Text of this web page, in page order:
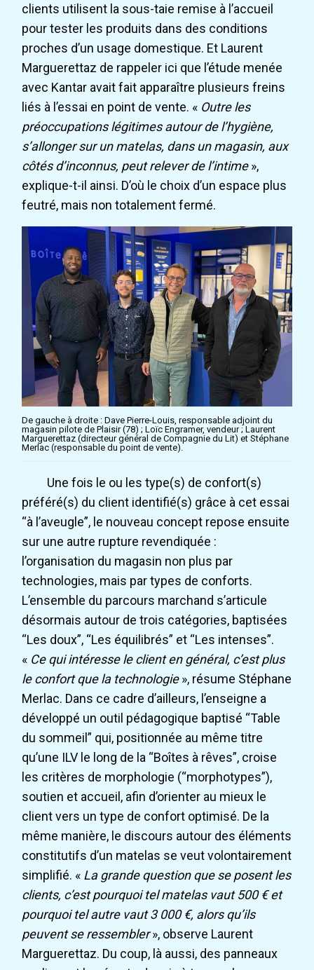
clients utilisent la sous-taie remise à l’accueil
pour tester les produits dans des conditions
proches d’un usage domestique. Et Laurent
Marguerettaz de rappeler ici que l’étude menée
avec Kantar avait fait apparaître plusieurs freins
liés à l’essai en point de vente. « Outre les
préoccupations légitimes autour de l’hygiène,
s’allonger sur un matelas, dans un magasin, aux
côtés d’inconnus, peut relever de l’intime»,
explique-t-il ainsi. D’où le choix d’un espace plus
feutré, mais non totalement fermé.
De gauche à droite : Dave Pierre-Louis, responsable adjoint du
magasin pilote de Plaisir (78) ; Loïc Engramer, vendeur ; Laurent
Marguerettaz (directeur général de Compagnie du Lit) et Stéphane
Merlac (responsable du point de vente).
Une fois le ou les type(s) de confort(s)
préféré(s) du client identifié(s) grâce à cet essai
“à l’aveugle”, le nouveau concept repose ensuite
sur une autre rupture revendiquée :
l’organisation du magasin non plus par
technologies, mais par types de conforts.
L’ensemble du parcours marchand s’articule
désormais autour de trois catégories, baptisées
“Les doux”, “Les équilibrés” et “Les intenses”.
« Ce qui intéresse le client en général, c’est plus
le confort que la technologie», résume Stéphane
Merlac. Dans ce cadre d’ailleurs, l’enseigne a
développé un outil pédagogique baptisé “Table
du sommeil” qui, positionnée au même titre
qu’une ILV le long de la “Boîtes à rêves”, croise
les critères de morphologie (“morphotypes”),
soutien et accueil, afin d’orienter au mieux le
client vers un type de confort optimisé. De la
même manière, le discours autour des éléments
constitutifs d’un matelas se veut volontairement
simplifié. « La grande question que se posent les
clients, c’est pourquoi tel matelas vaut 500 € et
pourquoi tel autre vaut 3 000 €, alors qu’ils
peuvent se ressembler», observe Laurent
Marguerettaz. Du coup, là aussi, des panneaux